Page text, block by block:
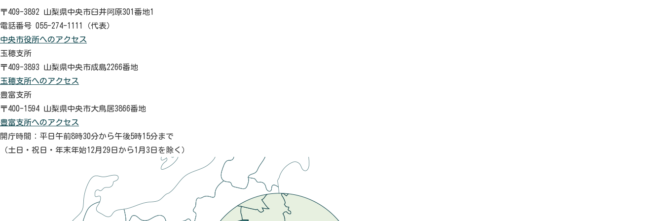
〒409-3892 山梨県中央市臼井阿原301番地1
電話番号 055-274-1111（代表）
中央市役所へのアクセス
玉穂支所
〒409-3893 山梨県中央市成島2266番地
玉穂支所へのアクセス
豊富支所
〒400-1594 山梨県中央市大鳥居3866番地
豊富支所へのアクセス
開庁時間：平日午前8時30分から午後5時15分まで
（土日・祝日・年末年始12月29日から1月3日を除く）